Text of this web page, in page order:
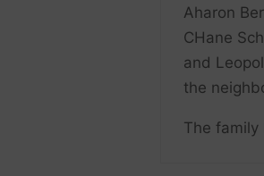
Aharon
CHane
and
the
The family